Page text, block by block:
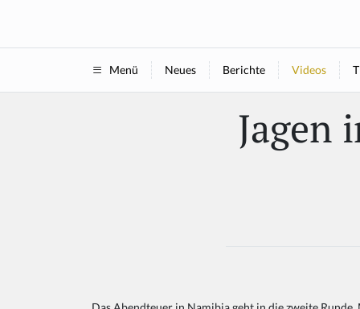
Menü Neues Berichte Videos
Jagen